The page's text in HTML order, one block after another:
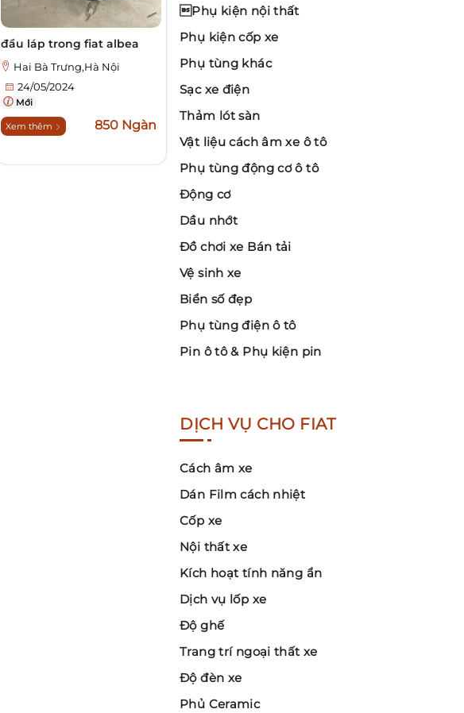
đầu láp trong fiat albea
Hai Bà Trưng,Hà Nội
24/05/2024
Mới
Xem thêm 850 Ngàn
Phụ kiện nội thất
Phụ kiện cốp xe
Phụ tùng khác
Sạc xe điện
Thảm lót sàn
Vật liệu cách âm xe ô tô
Phụ tùng động cơ ô tô
Động cơ
Dầu nhớt
Đồ chơi xe Bán tải
Vệ sinh xe
Biển số đẹp
Phụ tùng điện ô tô
Pin ô tô & Phụ kiện pin
DỊCH VỤ CHO FIAT
Cách âm xe
Dán Film cách nhiệt
Cốp xe
Nội thất xe
Kích hoạt tính năng ẩn
Dịch vụ lốp xe
Độ ghế
Trang trí ngoại thất xe
Độ đèn xe
Phủ Ceramic